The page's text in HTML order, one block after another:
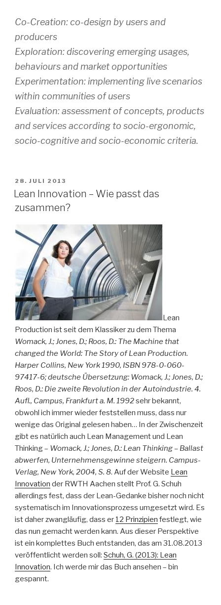
Co-Creation: co-design by users and
producers
Exploration: discovering emerging usages,
behaviours and market opportunities
Experimentation: implementing live scenarios
within communities of users
Evaluation: assessment of concepts, products
and services according to socio-ergonomic,
socio-cognitive and socio-economic criteria.
VERÖFFENTLICHT
AM
28. JULI 2013
Lean Innovation – Wie passt das
zusammen?
Lean
Production ist seit dem Klassiker zu dem Thema
Womack, J.; Jones, D.; Roos, D.: The Machine that
changed the World: The Story of Lean Production.
Harper Collins, New York 1990, ISBN 978-0-060-
97417-6; deutsche Übersetzung: Womack, J.; Jones, D.;
Roos, D.: Die zweite Revolution in der Autoindustrie. 4.
Aufl., Campus, Frankfurt a. M. 1992sehr bekannt,
obwohl ich immer wieder feststellen muss, dass nur
wenige das Original gelesen haben… In der Zwischenzeit
gibt es natürlich auch Lean Management und Lean
Thinking – Womack, J.; Jones, D.: Lean Thinking – Ballast
abwerfen, Unternehmensgewinne steigern. Campus-
Verlag, New York, 2004, S. 8. Auf der Website Lean
Innovation der RWTH Aachen stellt Prof. G. Schuh
allerdings fest, dass der Lean-Gedanke bisher noch nicht
systematisch im Innovationsprozess umgesetzt wird. Es
ist daher zwangläufig, dass er 12 Prinzipien festlegt, wie
das nun gemacht werden kann. Aus dieser Perspektive
ist ein komplettes Buch entstanden, das am 31.08.2013
veröffentlicht werden soll: Schuh, G. (2013): Lean
Innovation. Ich werde mir das Buch ansehen – bin
gespannt.